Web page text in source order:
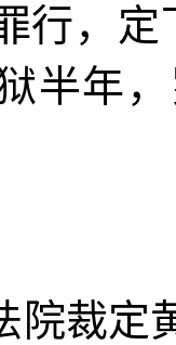
行，
半年
院裁定